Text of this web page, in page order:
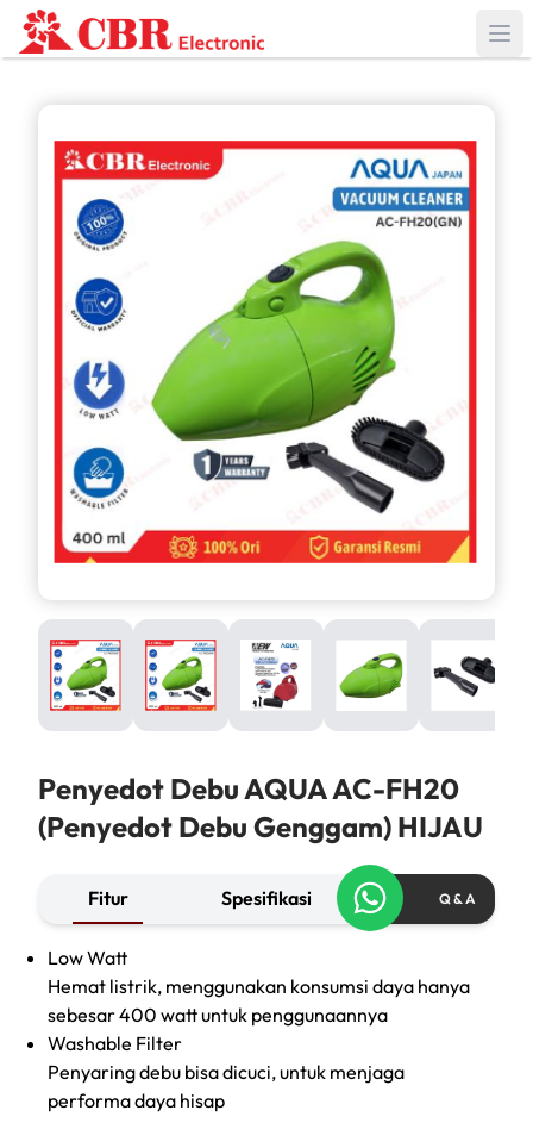
Penyedot Debu AQUA AC-FH20
(Penyedot Debu Genggam) HIJAU
Fitur Spesifikasi Q & A
Low Watt
Hemat listrik, menggunakan konsumsi daya hanya
sebesar 400 watt untuk penggunaannya
Washable Filter
Penyaring debu bisa dicuci, untuk menjaga
performa daya hisap